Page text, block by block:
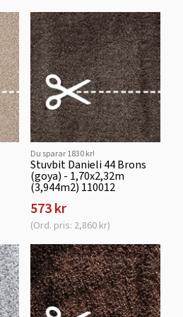
Du sparar 1830 kr!
Stuvbit Danieli 44 Brons
(goya) - 1,70x2,32m
(3,944m2) 110012
573 kr
(Ord. pris: 2,860 kr)